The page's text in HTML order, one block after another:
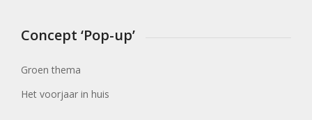
Concept ‘Pop-up’
Groen thema
Het voorjaar in huis